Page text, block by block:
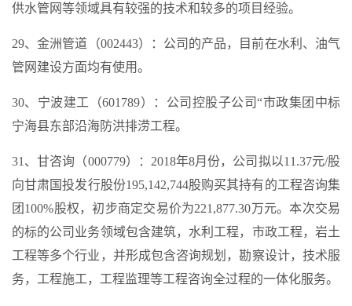
供水管网等领域具有较强的技术和较多的项目经验。
29、金洲管道（002443）：公司的产品，目前在水利、油气
管网建设方面均有使用。
30、宁波建工（601789）：公司控股子公司“市政集团中标
宁海县东部沿海防洪排涝工程。
31、甘咨询（000779）：2018年8月份，公司拟以11.37元/股
向甘肃国投发行股份195,142,744股购买其持有的工程咨询集
团100%股权，初步商定交易价为221,877.30万元。本次交易
的标的公司业务领域包含建筑，水利工程，市政工程，岩土
工程等多个行业，并形成包含咨询规划，勘察设计，技术服
务，工程施工，工程监理等工程咨询全过程的一体化服务。